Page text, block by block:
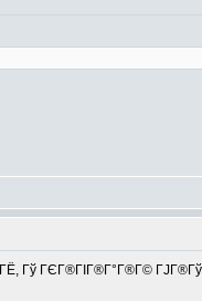
Гў ГЄГ®ГІГ®Г°Г®Г©